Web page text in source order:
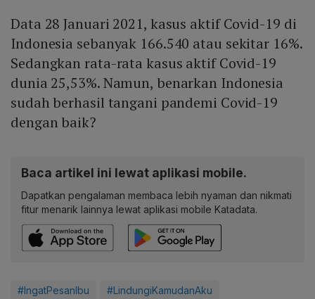
Data 28 Januari 2021, kasus aktif Covid-19 di
Indonesia sebanyak 166.540 atau sekitar 16%.
Sedangkan rata-rata kasus aktif Covid-19
dunia 25,53%. Namun, benarkan Indonesia
sudah berhasil tangani pandemi Covid-19
dengan baik?
Baca artikel ini lewat aplikasi mobile.
Dapatkan pengalaman membaca lebih nyaman dan nikmati
fitur menarik lainnya lewat aplikasi mobile Katadata.
#IngatPesanIbu #LindungiKamudanAku